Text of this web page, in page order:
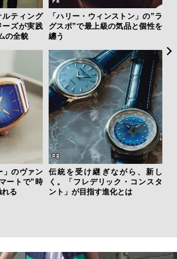
ルティング
ズが実践
の全貌
「ハリー・ウィンストン」の”ラ
グスポ”で最上級の気品と個性を
纏う
」のヴァン
ートで”時
る
伝統を受け継ぎながら、新し
く。「フレデリック・コンスタ
ント」が目指す進化とは
y